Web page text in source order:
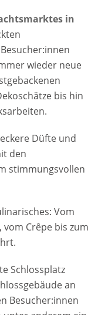
in
wieder neue
bis hin
Düfte und
den
stimmungsvollen
Vom
Crêpe bis zum
Schlossplatz
an
Besucher:innen